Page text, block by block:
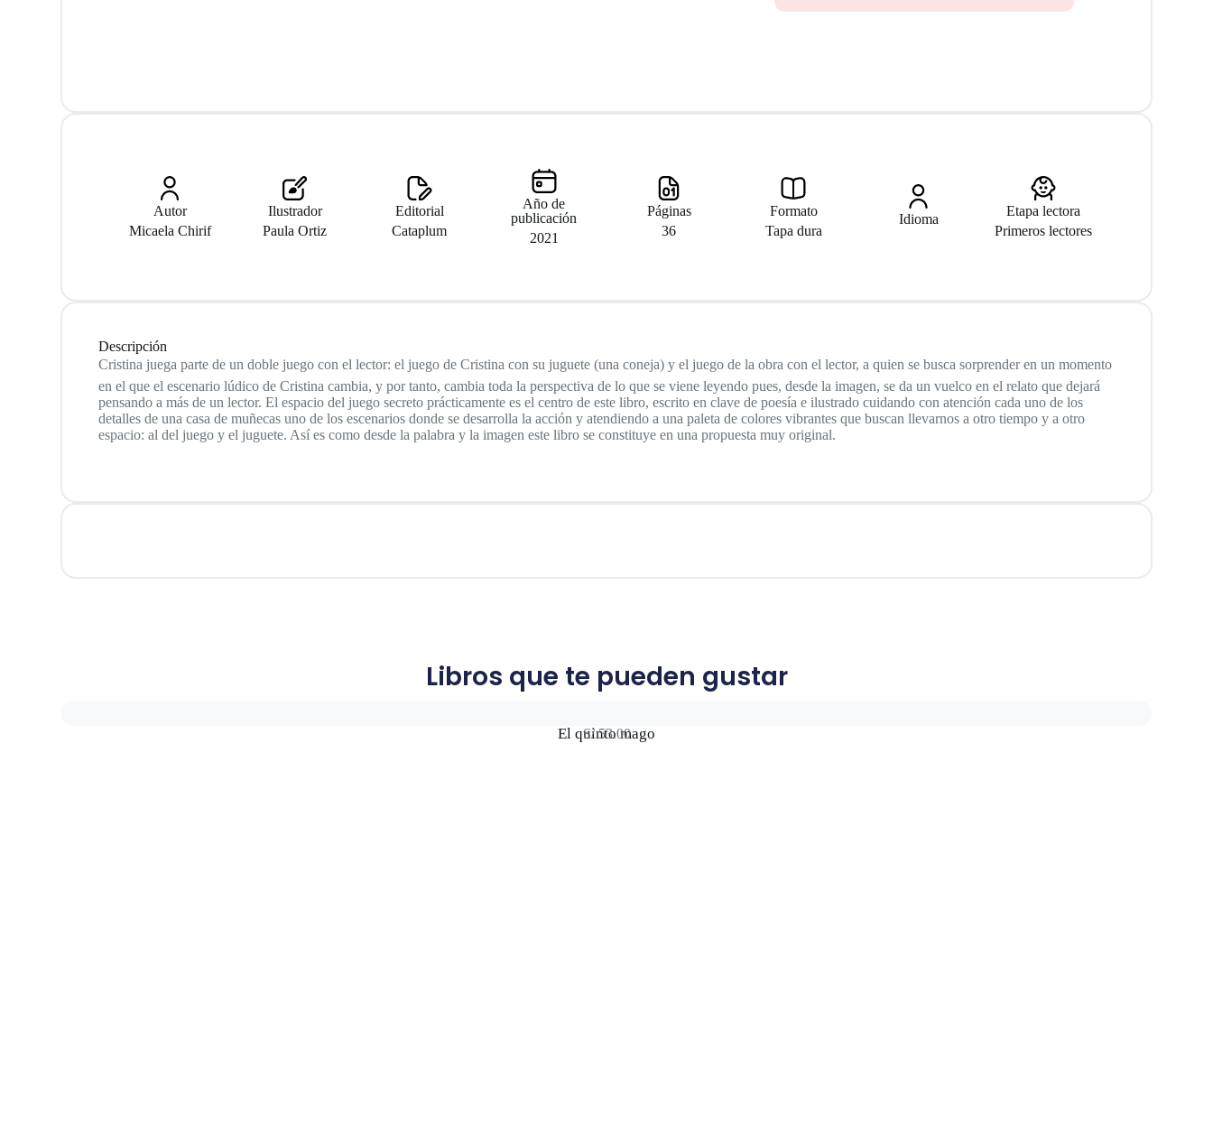
Autor
Micaela Chirif
Ilustrador
Paula Ortiz
Editorial
Cataplum
Año de
publicación
2021
Páginas
36
Formato
Tapa dura
Idioma
Etapa lectora
Primeros lectores
Descripción
Cristina juega parte de un doble juego con el lector: el juego de Cristina con su juguete (una coneja) y el juego de la obra con el lector, a quien se busca sorprender en un momento
en el que el escenario lúdico de Cristina cambia, y por tanto, cambia toda la perspectiva de lo que se viene leyendo pues, desde la imagen, se da un vuelco en el relato que dejará
pensando a más de un lector. El espacio del juego secreto prácticamente es el centro de este libro, escrito en clave de poesía e ilustrado cuidando con atención cada uno de los
detalles de una casa de muñecas uno de los escenarios donde se desarrolla la acción y atendiendo a una paleta de colores vibrantes que buscan llevarnos a otro tiempo y a otro
espacio: al del juego y el juguete. Así es como desde la palabra y la imagen este libro se constituye en una propuesta muy original.
Libros que te pueden gustar
El quinto mago
S/53.00